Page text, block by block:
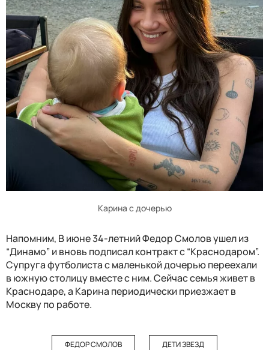
Карина с дочерью
Напомним, В июне 34-летний Федор Смолов ушел из
“Динамо” и вновь подписал контракт с “Краснодаром”.
Супруга футболиста с маленькой дочерью переехали
в южную столицу вместе с ним. Сейчас семья живет в
Краснодаре, а Карина периодически приезжает в
Москву по работе.
ФЕДОР СМОЛОВ ДЕТИ ЗВЕЗД